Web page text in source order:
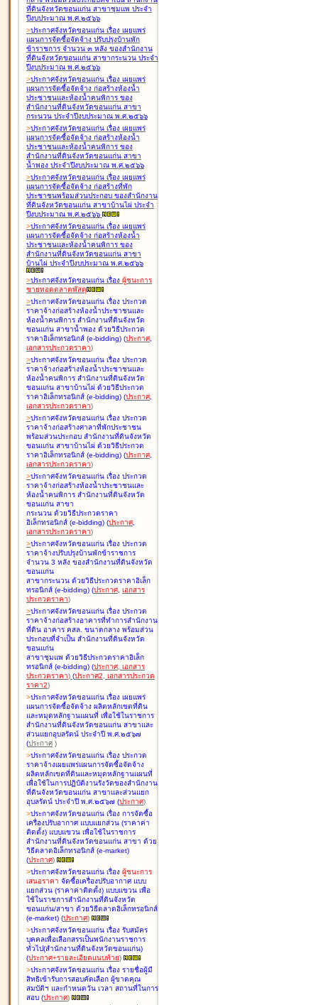
ที่ดินจังหวัดขอนแก่น สาขาชุมแพ ประจำ
ปีงบประมาณ พ.ศ.๒๕๖๖
>ประกาศจังหวัดขอนแก่น เรื่อง เผยแพร่
แผนการจัดซื้อจัดจ้าง ปรับปรุงบ้านพัก
ข้าราชการ จำนวน ๓ หลัง ของสำนักงาน
ที่ดินจังหวัดขอนแก่น สาขากระนวน ประจำ
ปีงบประมาณ พ.ศ.๒๕๖๖
>ประกาศจังหวัดขอนแก่น เรื่อง เผยแพร่
แผนการจัดซื้อจัดจ้าง ก่อสร้างห้องน้ำ
ประชาชนและห้องน้ำคนพิการ ของ
สำนักงานที่ดินจังหวัดขอนแก่น สาขา
กระนวน ประจำปีงบประมาณ พ.ศ.๒๕๖๖
>ประกาศจังหวัดขอนแก่น เรื่อง เผยแพร่
แผนการจัดซื้อจัดจ้าง ก่อสร้างห้องน้ำ
ประชาชนและห้องน้ำคนพิการ ของ
สำนักงานที่ดินจังหวัดขอนแก่น สาขา
น้ำพอง ประจำปีงบประมาณ พ.ศ.๒๕๖๖
>ประกาศจังหวัดขอนแก่น เรื่อง เผยแพร่
แผนการจัดซื้อจัดจ้าง ก่อสร้างที่พัก
ประชาชนพร้อมส่วนประกอบ ของสำนักงาน
ที่ดินจังหวัดขอนแก่น สาขาบ้านไผ่ ประจำ
ปีงบประมาณ พ.ศ.๒๕๖๖
>ประกาศจังหวัดขอนแก่น เรื่อง เผยแพร่
แผนการจัดซื้อจัดจ้าง ก่อสร้างห้องน้ำ
ประชาชนและห้องน้ำคนพิการ ของ
สำนักงานที่ดินจังหวัดขอนแก่น สาขา
บ้านไผ่ ประจำปีงบประมาณ พ.ศ.๒๕๖๖
>ประกาศจังหวัดขอนแก่น เรื่อง ผู้ชนะการ
ขายทอดตลาดพัสดุ
>ประกาศจังหวัดขอนแก่น เรื่อง ประกวด
ราคาจ้างก่อสร้างห้องน้ำประชาชนและ
ห้องน้ำคนพิการ สำนักงานที่ดินจังหวัด
ขอนแก่น สาขาน้ำพอง ด้วยวิธีประกวด
ราคาอิเล็กทรอนิกส์ (e-bidding) (ประกาศ,
เอกสารประกวดราคา)
>ประกาศจังหวัดขอนแก่น เรื่อง ประกวด
ราคาจ้างก่อสร้างห้องน้ำประชาชนและ
ห้องน้ำคนพิการ สำนักงานที่ดินจังหวัด
ขอนแก่น สาขาบ้านไผ่ ด้วยวิธีประกวด
ราคาอิเล็กทรอนิกส์ (e-bidding) (ประกาศ,
เอกสารประกวดราคา)
>ประกาศจังหวัดขอนแก่น เรื่อง ประกวด
ราคาจ้างก่อสร้างศาลาที่พักประชาชน
พร้อมส่วนประกอบ สำนักงานที่ดินจังหวัด
ขอนแก่น สาขาบ้านไผ่ ด้วยวิธีประกวด
ราคาอิเล็กทรอนิกส์ (e-bidding) (ประกาศ,
เอกสารประกวดราคา)
>ประกาศจังหวัดขอนแก่น เรื่อง ประกวด
ราคาจ้างก่อสร้างห้องน้ำประชาชนและ
ห้องน้ำคนพิการ สำนักงานที่ดินจังหวัด
ขอนแก่น สาขา
กระนวน ด้วยวิธีประกวดราคา
อิเล็กทรอนิกส์ (e-bidding) (ประกาศ,
เอกสารประกวดราคา)
>ประกาศจังหวัดขอนแก่น เรื่อง ประกวด
ราคาจ้างปรับปรุงบ้านพักข้าราชการ
จำนวน 3 หลัง ของสำนักงานที่ดินจังหวัด
ขอนแก่น
สาขากระนวน ด้วยวิธีประกวดราคาอิเล็ก
ทรอนิกส์ (e-bidding) (ประกาศ, เอกสาร
ประกวดราคา)
>ประกาศจังหวัดขอนแก่น เรื่อง ประกวด
ราคาจ้างก่อสร้างอาคารที่ทำการสำนักงาน
ที่ดิน อาคาร คสล. ขนาดกลาง พร้อมส่วน
ประกอบที่จำเป็น สำนักงานที่ดินจังหวัด
ขอนแก่น
สาขาชุมแพ ด้วยวิธีประกวดราคาอิเล็ก
ทรอนิกส์ (e-bidding) (ประกาศ, เอกสาร
ประกวดราคา) (ประกาศ2, เอกสารประกวด
ราคา2)
>ประกาศจังหวัดขอนแก่น เรื่อง เผยแพร่
แผนการจัดซื้อจัดจ้าง ผลิตหลักเขตที่ดิน
และหมุดหลักฐานแผนที่ เพื่อใช้ในราชการ
สำนักงานที่ดินจังหวัดขอนแก่น สาขาและ
ส่วนแยกอุบลรัตน์ ประจำปี พ.ศ.๒๕๖๗
(ประกาศ )
>ประกาศจังหวัดขอนแก่น เรื่อง ประกวด
ราคาจ้างเผยแพร่แผนการจัดซื้อจัดจ้าง
ผลิตหลักเขตที่ดินและหมุดหลักฐานแผนที่
เพื่อใช้ในการปฏิบัติงานรังวัดของสำนักงาน
ที่ดินจังหวัดขอนแก่น สาขาและส่วนแยก
อุบลรัตน์ ประจำปี พ.ศ.๒๕๖๗ (ประกาศ)
>ประกาศจังหวัดขอนแก่น เรื่อง การจัดซื้อ
เครื่องปรับอากาศ แบบแยกส่วน (ราคาค่า
ติดตั้ง) แบบแขวน เพื่อใช้ในราชการ
สำนักงานที่ดินจังหวัดขอนแก่น สาขา ด้วย
วิธีตลาดอิเล็กทรอนิกส์ (e-market)
(ประกาศ)
>ประกาศจังหวัดขอนแก่น เรื่อง ผู้ชนะการ
เสนอราคา จัดซื้อเครื่องปรับอากาศ แบบ
แยกส่วน (ราคาค่าติดตั้ง) แบบแขวน เพื่อ
ใช้ในราชการสำนักงานที่ดินจังหวัด
ขอนแก่น/สาขา ด้วยวิธีตลาดอิเล็กทรอนิกส์
(e-market) (ประกาศ)
>ประกาศจังหวัดขอนแก่น เรื่อง รับสมัคร
บุคคลเพื่อเลือกสรรเป็นพนักงานราชการ
ทั่วไป(สำนักงานที่ดินจังหวัดขอนแก่น)
(ประกาศ+รายละเอียดแนบท้าย)
>ประกาศจังหวัดขอนแก่น เรื่อง รายชื่อผู้มี
สิทธิเข้ารับการสอบคัดเลือก ผู้ขาดคุณ
สมบัติฯ และกำหนดวัน เวลา สถานที่ในการ
สอบ (ประกาศ)